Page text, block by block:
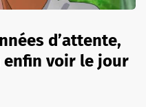
d’attente,
voir le jour